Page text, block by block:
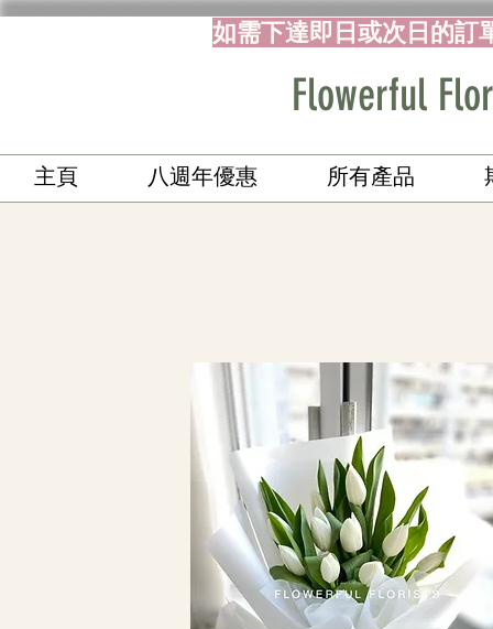
如需下達即日或次日的訂
Flowerful
主頁 八週年優惠 所有產品